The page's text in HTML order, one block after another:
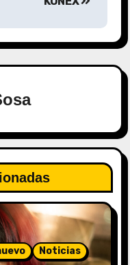
Noticias